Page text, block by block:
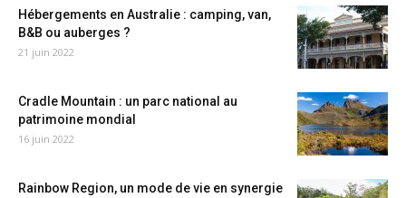
Hébergements en Australie : camping, van,
B&B ou auberges ?
21 juin 2022
Cradle Mountain : un parc national au
patrimoine mondial
16 juin 2022
Rainbow Region, un mode de vie en synergie